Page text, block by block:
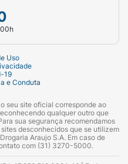
Uso
19
e Conduta
seu site oficial corresponde ao
qualquer outro que
sua segurança recomendamos
desconhecidos que se utilizem
Araujo S.A. Em caso de
com (31) 3270-5000.